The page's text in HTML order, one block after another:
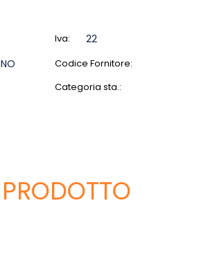
Iva: 22
Codice Fornitore:
Categoria sta.: